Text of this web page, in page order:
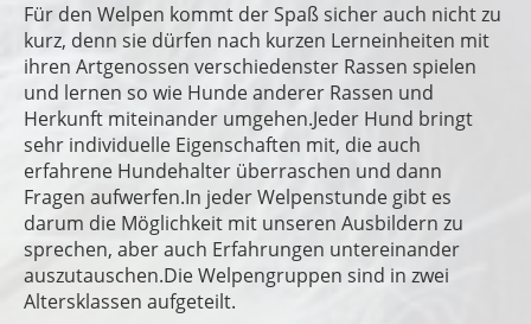
Für den Welpen kommt der Spaß sicher auch nicht zu
kurz, denn sie dürfen nach kurzen Lerneinheiten mit
ihren Artgenossen verschiedenster Rassen spielen
und lernen so wie Hunde anderer Rassen und
Herkunft miteinander umgehen.Jeder Hund bringt
sehr individuelle Eigenschaften mit, die auch
erfahrene Hundehalter überraschen und dann
Fragen aufwerfen.In jeder Welpenstunde gibt es
darum die Möglichkeit mit unseren Ausbildern zu
sprechen, aber auch Erfahrungen untereinander
auszutauschen.Die Welpengruppen sind in zwei
Altersklassen aufgeteilt.